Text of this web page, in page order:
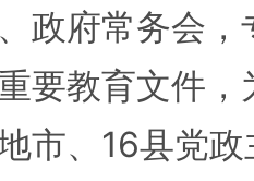
政府常务会
要教育文件
市、16县党